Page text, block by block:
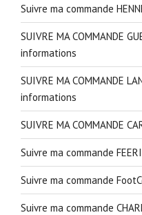
Suivre ma commande
SUIVRE MA COMMANDE
informations
SUIVRE MA COMMANDE
informations
SUIVRE MA COMMANDE
Suivre ma commande
Suivre ma commande
Suivre ma commande